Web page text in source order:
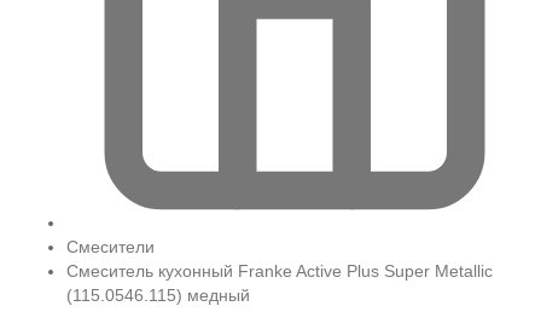
Смесители
Смеситель кухонный Franke Active Plus Super Metallic
(115.0546.115) медный